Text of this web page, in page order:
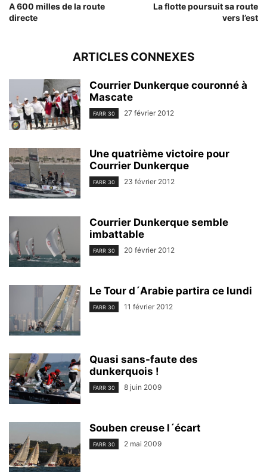
A 600 milles de la route
directe
La flotte poursuit sa route
vers l’est
ARTICLES CONNEXES
Courrier Dunkerque couronné à
Mascate
FARR 30 27 février 2012
Une quatrième victoire pour
Courrier Dunkerque
FARR 30 23 février 2012
Courrier Dunkerque semble
imbattable
FARR 30 20 février 2012
Le Tour d´Arabie partira ce lundi
FARR 30 11 février 2012
Quasi sans-faute des
dunkerquois !
FARR 30 8 juin 2009
Souben creuse l´écart
FARR 30 2 mai 2009